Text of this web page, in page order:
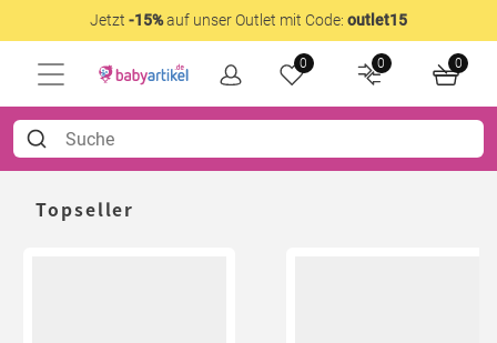
Jetzt -15%auf unser Outlet mit Code: outlet15
0 0 0
Topseller